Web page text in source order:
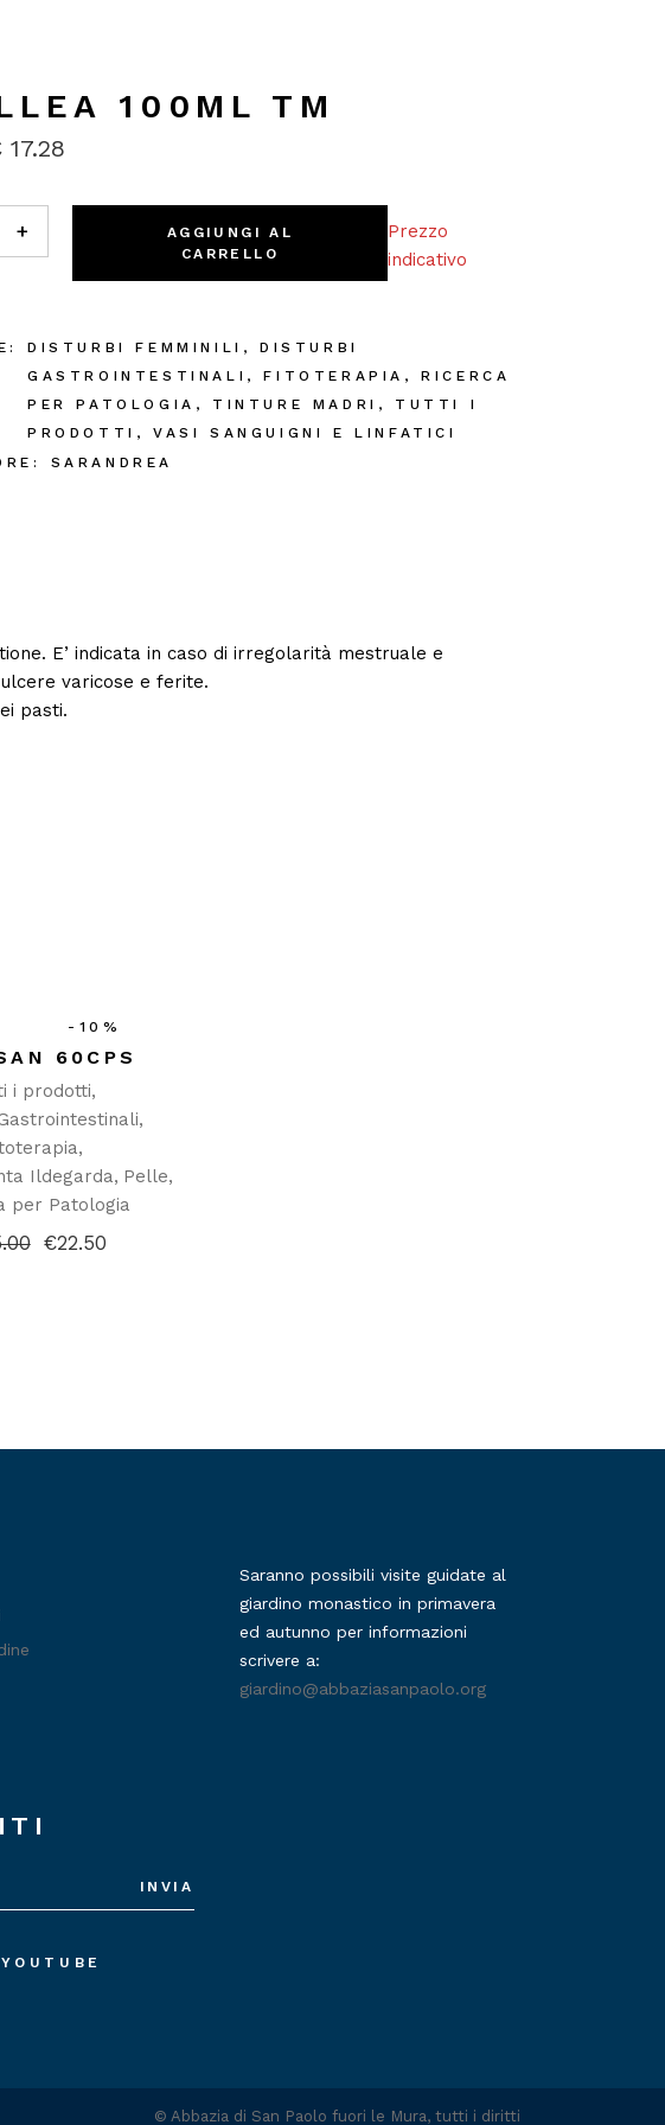
100ML TM
17.28
TM quantity
+
AGGIUNGI AL
CARRELLO
Prezzo
indicativo
DISTURBI FEMMINILI ,DISTURBI
GASTROINTESTINALI ,FITOTERAPIA ,RICERCA
PER PATOLOGIA , TINTURE MADRI , TUTTI I
PRODOTTI ,VASI SANGUIGNI E LINFATICI
SARANDREA
E’ indicata in caso di irregolarità mestruale e
varicose e ferite.
pasti.
-10%
60CPS
i prodotti
Ildegarda Pelle
per Patologia
Il€22.50
Il
Saranno possibili visite guidate al
giardino monastico in primavera
ed autunno per informazioni
scrivere a:
giardino@abbaziasanpaolo.org
INVIA
YOUTUBE
© Abbazia di San Paolo fuori le Mura, tutti i diritti